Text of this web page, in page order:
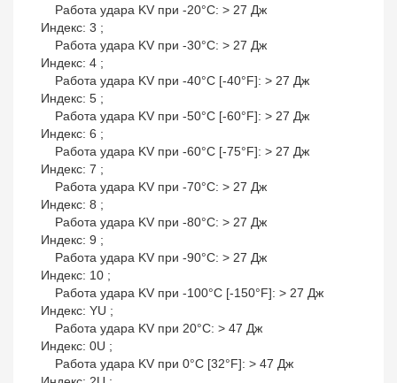
Работа удара KV при -20°С: > 27 Дж
Индекс: 3 ;
Работа удара KV при -30°С: > 27 Дж
Индекс: 4 ;
Работа удара KV при -40°С [-40°F]: > 27 Дж
Индекс: 5 ;
Работа удара KV при -50°С [-60°F]: > 27 Дж
Индекс: 6 ;
Работа удара KV при -60°С [-75°F]: > 27 Дж
Индекс: 7 ;
Работа удара KV при -70°C: > 27 Дж
Индекс: 8 ;
Работа удара KV при -80°С: > 27 Дж
Индекс: 9 ;
Работа удара KV при -90°С: > 27 Дж
Индекс: 10 ;
Работа удара KV при -100°С [-150°F]: > 27 Дж
Индекс: YU ;
Работа удара KV при 20°С: > 47 Дж
Индекс: 0U ;
Работа удара KV при 0°С [32°F]: > 47 Дж